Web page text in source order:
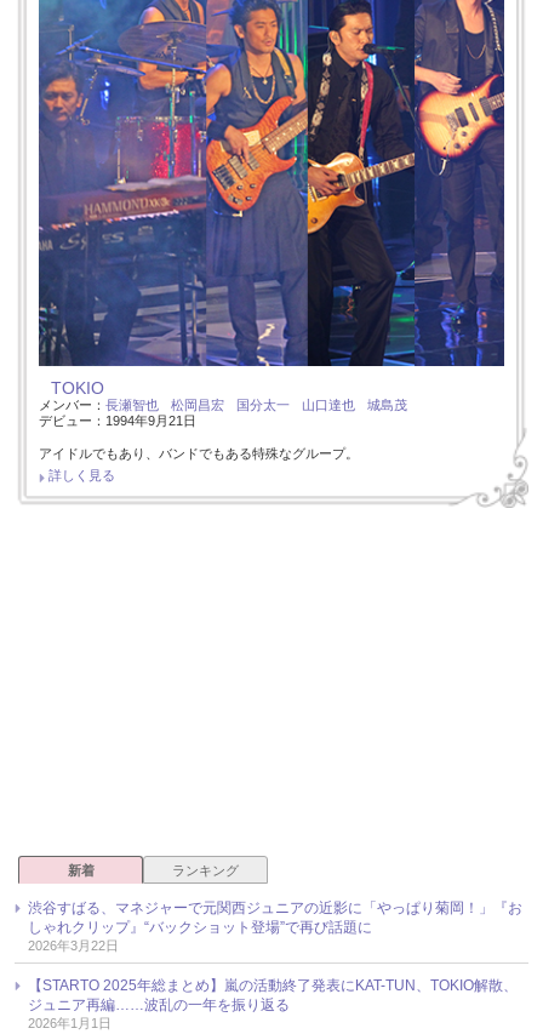
TOKIO
メンバー： 長瀬智也 松岡昌宏 国分太一 山口達也
城島茂
デビュー：1994年9月21日
アイドルでもあり、バンドでもある特殊なグループ。
詳しく見る
新着 ランキング
渋谷すばる、マネジャーで元関西ジュニアの近影に「やっぱり菊岡！」『お
しゃれクリップ』“バックショット登場”で再び話題に
2026年3月22日
【STARTO 2025年総まとめ】嵐の活動終了発表にKAT-TUN、TOKIO解散、
ジュニア再編……波乱の一年を振り返る
2026年1月1日